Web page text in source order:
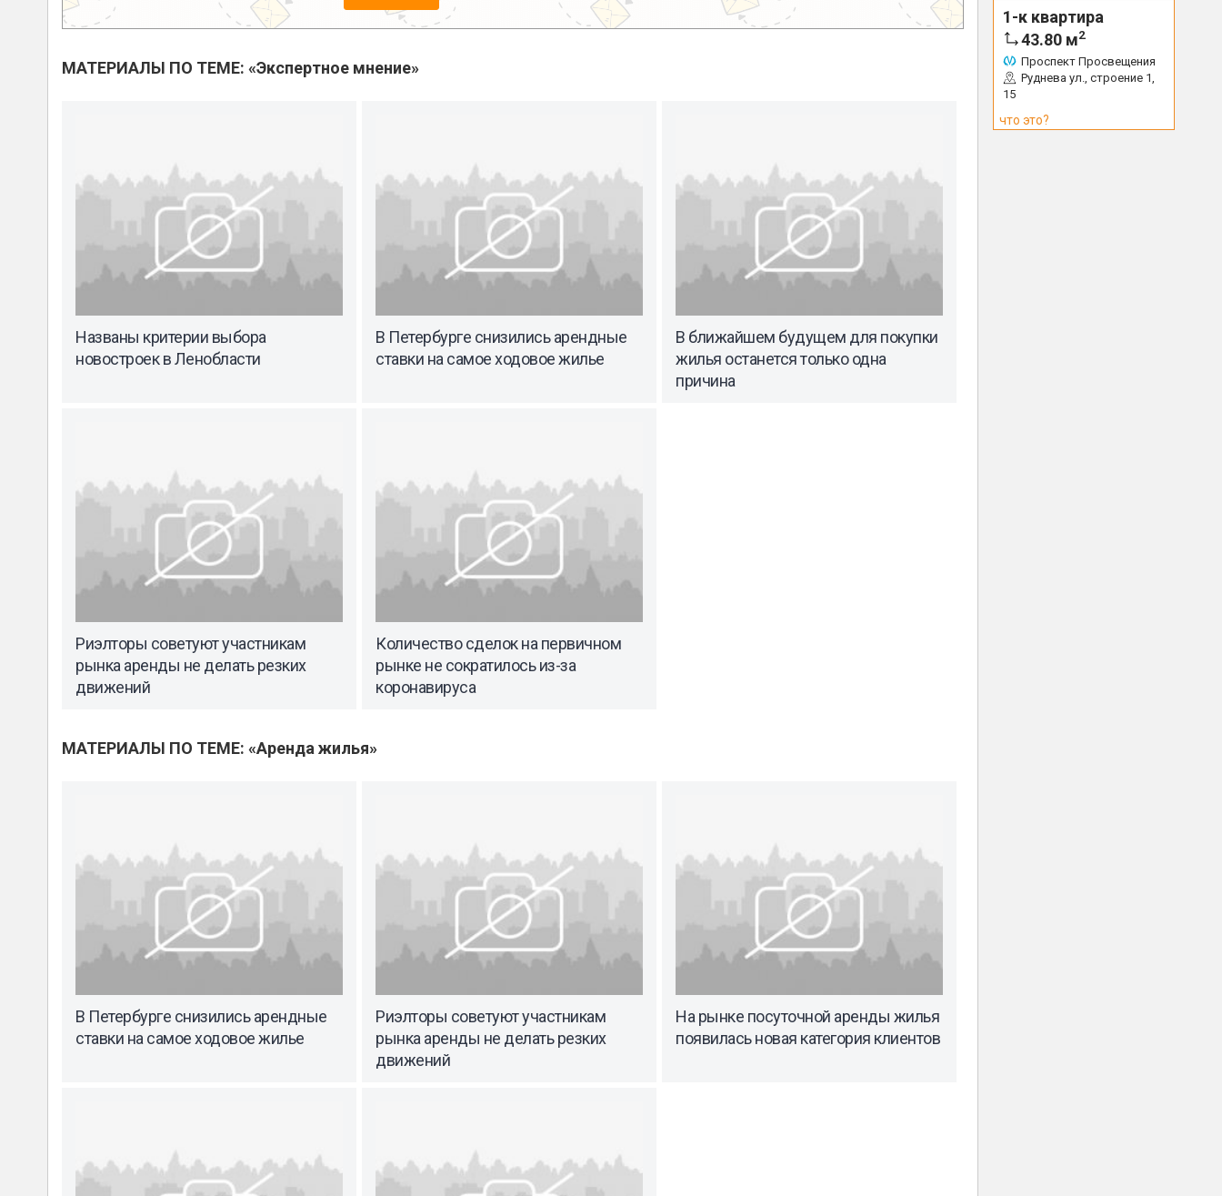
МАТЕРИАЛЫ ПО ТЕМЕ: «Экспертное мнение»
Названы критерии выбора
новостроек в Ленобласти
В Петербурге снизились арендные
ставки на самое ходовое жилье
В ближайшем будущем для покупки
жилья останется только одна
причина
Риэлторы советуют участникам
рынка аренды не делать резких
движений
Количество сделок на первичном
рынке не сократилось из-за
коронавируса
МАТЕРИАЛЫ ПО ТЕМЕ: «Аренда жилья»
В Петербурге снизились арендные
ставки на самое ходовое жилье
Риэлторы советуют участникам
рынка аренды не делать резких
движений
На рынке посуточной аренды жилья
появилась новая категория клиентов
1-к квартира
43.80 м2
Проспект Просвещения
Руднева ул., строение 1,
15
что это?